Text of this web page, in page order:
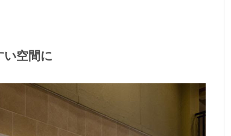
い空間に